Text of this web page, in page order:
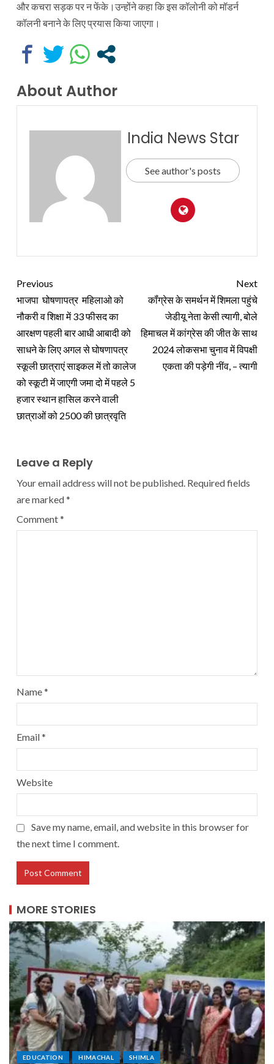
और कचरा सड़क पर न फेंके।उन्होंने कहा कि इस कॉलोनी को मॉडर्न
कॉलनी बनाने के लिए प्रयास किया जाएगा।
About Author
India News Star
See author's posts
Previous
भाजपा घोषणापत्र महिलाओ को
नौकरी व शिक्षा में 33 फीसद का
आरक्षण पहली बार आधी आबादी को
साधने के लिए अगल से घोषणापत्र
स्कूली छात्राएं साइकल में तो कालेज
को स्कूटी में जाएगी जमा दो में पहले 5
हजार स्थान हासिल करने वाली
छात्राओं को 2500 की छात्रवृति
Next
कॉंग्रेस के समर्थन में शिमला पहुंचे
जेडीयू नेता केसी त्यागी, बोले
हिमाचल में कांग्रेस की जीत के साथ
2024 लोकसभा चुनाव में विपक्षी
एकता की पड़ेगी नींव, – त्यागी
Leave a Reply
Your email address will not be published. Required fields
are marked*
Comment*
Name*
Email*
Website
Save my name, email, and website in this browser for
the next time I comment.
MORE STORIES
EDUCATION HIMACHAL SHIMLA